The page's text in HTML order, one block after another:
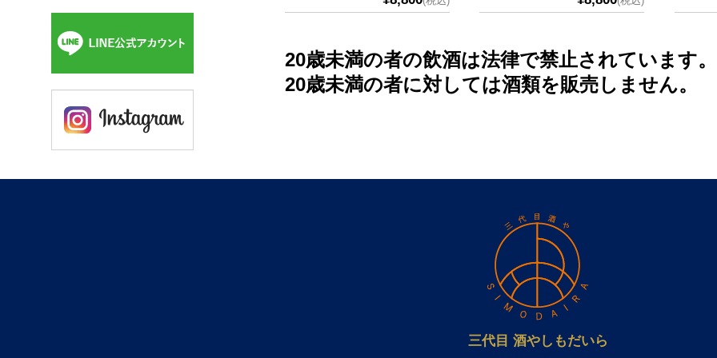
20歳未満の者の飲酒は法律で禁止されています。
20歳未満の者に対しては酒類を販売しません。
三代目 酒やしもだいら